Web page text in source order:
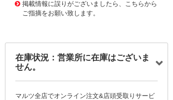
掲載情報に誤りがございましたら、こちらから
ご指摘をお願い致します。
在庫状況：営業所に在庫はございま
せん。
マルツ全店でオンライン注文&店頭受取りサービ